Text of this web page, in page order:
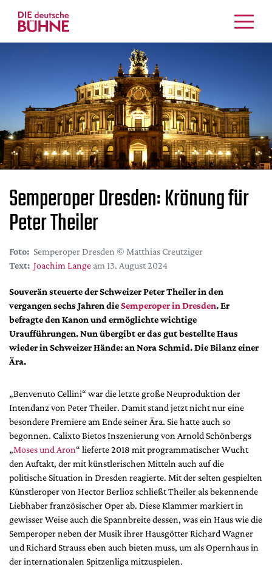
Musiktheater
Tanz
Crossover
Bühnenwelt
Festivals & Veranstaltungen
Menschen & Theater
Themen
Internationales
Medientipps
Kalender
Premierensuche
Festival-Planer
Hefte
Leseproben
Podcast
Service
Shop / Abo
Newsletter
Redaktion
Autor:innen
Partner
Mediadaten
Semperoper Dresden: Krönung für
Peter Theiler
Foto: Semperoper Dresden © Matthias Creutziger
Text: Joachim Lange am 13. August 2024
Souverän steuerte der Schweizer Peter Theiler in den
vergangen sechs Jahren dieSemperoper in Dresden. Er
befragte den Kanon und ermöglichte wichtige
Uraufführungen. Nun übergibt er das gut bestellte Haus
wieder in Schweizer Hände: an Nora Schmid. Die Bilanz einer
Ära.
„Benvenuto Cellini“ war die letzte große Neuproduktion der
Intendanz von Peter Theiler. Damit stand jetzt nicht nur eine
besondere Premiere am Ende seiner Ära. Sie hatte auch so
begonnen. Calixto Bietos Inszenierung von Arnold Schönbergs
„Moses und Aron“ lieferte 2018 mit programmatischer Wucht
den Auftakt, der mit künstlerischen Mitteln auch auf die
politische Situation in Dresden reagierte. Mit der selten gespielten
Künstleroper von Hector Berlioz schließt Theiler als bekennende
Liebhaber französischer Oper ab. Diese Klammer markiert in
gewisser Weise auch die Spannbreite dessen, was ein Haus wie die
Semperoper neben der Musik ihrer Hausgötter Richard Wagner
und Richard Strauss eben auch bieten muss, um als Opernhaus in
der internationalen Spitzenliga mitzuspielen.